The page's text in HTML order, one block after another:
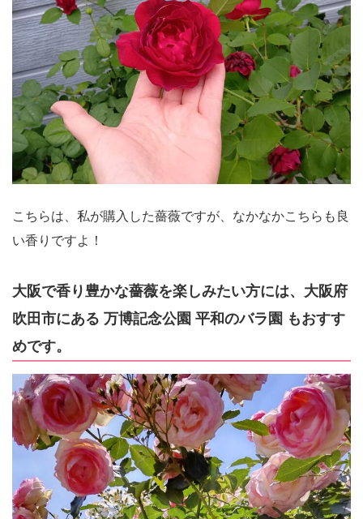
こちらは、私が購入した薔薇ですが、なかなかこちらも良
い香りですよ！
大阪で香り豊かな薔薇を楽しみたい方には、大阪府
吹田市にある 万博記念公園 平和のバラ園 もおすす
めです。